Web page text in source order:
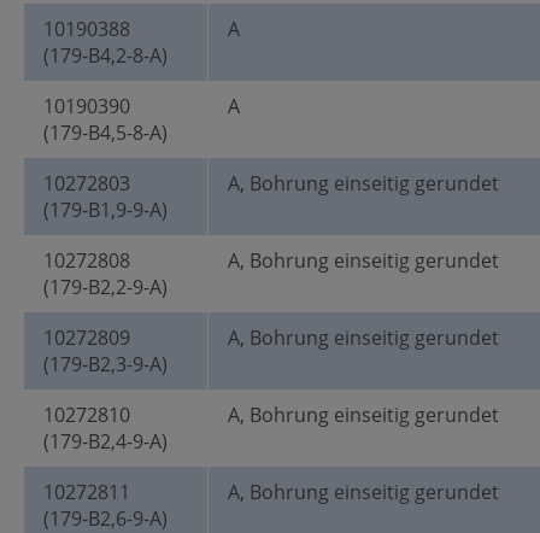
10190388
(179-B4,2-8-A)
A
10190390
(179-B4,5-8-A)
A
10272803
(179-B1,9-9-A)
A, Bohrung einseitig gerundet
10272808
(179-B2,2-9-A)
A, Bohrung einseitig gerundet
10272809
(179-B2,3-9-A)
A, Bohrung einseitig gerundet
10272810
(179-B2,4-9-A)
A, Bohrung einseitig gerundet
10272811
(179-B2,6-9-A)
A, Bohrung einseitig gerundet